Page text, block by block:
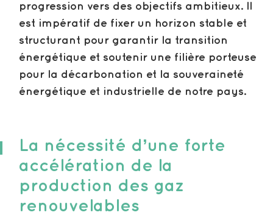
progression vers des objectifs ambitieux. Il
est impératif de fixer un horizon stable et
structurant pour garantir la transition
énergétique et soutenir une filière porteuse
pour la décarbonation et la souveraineté
énergétique et industrielle de notre pays.
La nécessité dʼune forte
accélération de la
production des gaz
renouvelables